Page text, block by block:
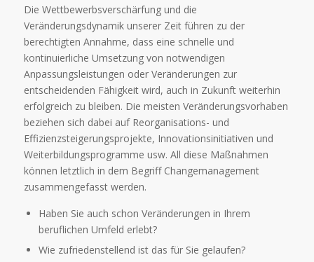
Die Wettbewerbsverschärfung und die
Veränderungsdynamik unserer Zeit führen zu der
berechtigten Annahme, dass eine schnelle und
kontinuierliche Umsetzung von notwendigen
Anpassungsleistungen oder Veränderungen zur
entscheidenden Fähigkeit wird, auch in Zukunft weiterhin
erfolgreich zu bleiben. Die meisten Veränderungsvorhaben
beziehen sich dabei auf Reorganisations- und
Effizienzsteigerungsprojekte, Innovationsinitiativen und
Weiterbildungsprogramme usw. All diese Maßnahmen
können letztlich in dem Begriff Changemanagement
zusammengefasst werden.
Haben Sie auch schon Veränderungen in Ihrem
beruflichen Umfeld erlebt?
Wie zufriedenstellend ist das für Sie gelaufen?